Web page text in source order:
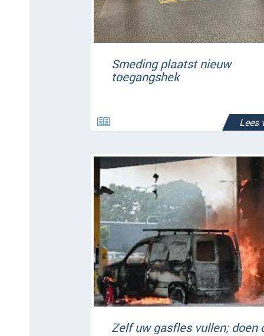
Smeding plaatst nieuw
toegangshek
Lees
Zelf uw gasfles vullen; doen